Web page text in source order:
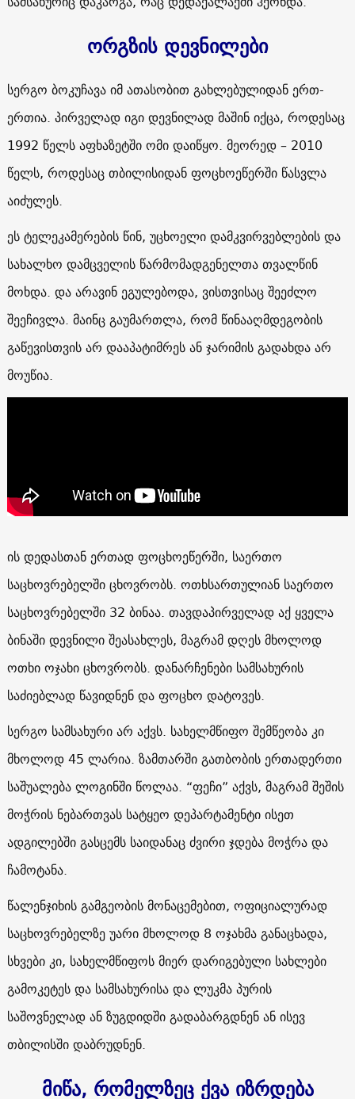
ორგზის დევნილები
სერგო ბოკუჩავა იმ ათასობით გახლებულიდან ერთ-
ერთია. პირველად იგი დევნილად მაშინ იქცა, როდესაც
1992 წელს აფხაზეტში ომი დაიწყო. მეორედ – 2010
წელს, როდესაც თბილისიდან ფოცხოეწერში წასვლა
აიძულეს.
ეს ტელეკამერების წინ, უცხოელი დამკვირვებლების და
სახალხო დამცველის წარმომადგენელთა თვალწინ
მოხდა. და არავინ ეგულებოდა, ვისთვისაც შეეძლო
შეეჩივლა. მაინც გაუმართლა, რომ წინააღმდეგობის
გაწევისთვის არ დააპატიმრეს ან ჯარიმის გადახდა არ
მოუწია.
ის დედასთან ერთად ფოცხოეწერში, საერთო
საცხოვრებელში ცხოვრობს. ოთხსართულიან საერთო
საცხოვრებელში 32 ბინაა. თავდაპირველად აქ ყველა
ბინაში დევნილი შეასახლეს, მაგრამ დღეს მხოლოდ
ოთხი ოჯახი ცხოვრობს. დანარჩენები სამსახურის
საძიებლად წავიდნენ და ფოცხო დატოვეს.
სერგო სამსახური არ აქვს. სახელმწიფო შემწეობა კი
მხოლოდ 45 ლარია. ზამთარში გათბობის ერთადერთი
საშუალება ლოგინში წოლაა. “ფეჩი” აქვს, მაგრამ შეშის
მოჭრის ნებართვას სატყეო დეპარტამენტი ისეთ
ადგილებში გასცემს საიდანაც ძვირი ჯდება მოჭრა და
ჩამოტანა.
წალენჯიხის გამგეობის მონაცემებით, ოფიციალურად
საცხოვრებელზე უარი მხოლოდ 8 ოჯახმა განაცხადა,
სხვები კი, სახელმწიფოს მიერ დარიგებული სახლები
გამოკეტეს და სამსახურისა და ლუკმა პურის
საშოვნელად ან ზუგდიდში გადაბარგდნენ ან ისევ
თბილისში დაბრუდნენ.
მიწა, რომელზეც ქვა იზრდება